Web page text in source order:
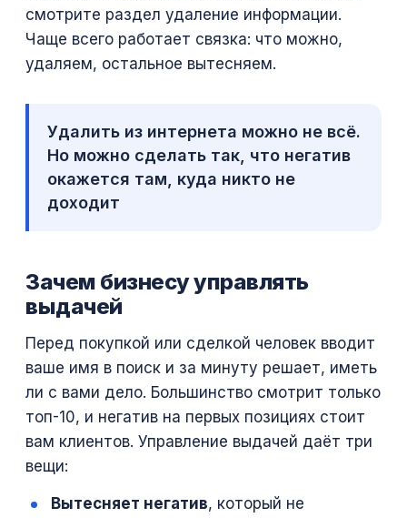
смотрите раздел удаление информации.
Чаще всего работает связка: что можно,
удаляем, остальное вытесняем.
Удалить из интернета можно не всё.
Но можно сделать так, что негатив
окажется там, куда никто не
доходит
Зачем бизнесу управлять
выдачей
Перед покупкой или сделкой человек вводит
ваше имя в поиск и за минуту решает, иметь
ли с вами дело. Большинство смотрит только
топ-10, и негатив на первых позициях стоит
вам клиентов. Управление выдачей даёт три
вещи:
Вытесняет негатив, который не